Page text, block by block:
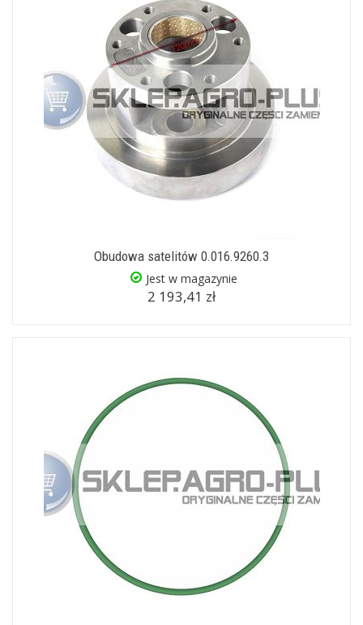
Obudowa satelitów 0.016.9260.3
Jest w magazynie
2 193,41 zł